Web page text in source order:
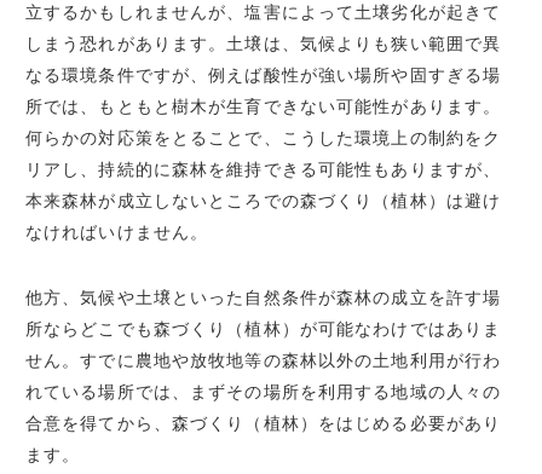
立するかもしれませんが、塩害によって土壌劣化が起きて
しまう恐れがあります。土壌は、気候よりも狭い範囲で異
なる環境条件ですが、例えば酸性が強い場所や固すぎる場
所では、もともと樹木が生育できない可能性があります。
何らかの対応策をとることで、こうした環境上の制約をク
リアし、持続的に森林を維持できる可能性もありますが、
本来森林が成立しないところでの森づくり（植林）は避け
なければいけません。
他方、気候や土壌といった自然条件が森林の成立を許す場
所ならどこでも森づくり（植林）が可能なわけではありま
せん。すでに農地や放牧地等の森林以外の土地利用が行わ
れている場所では、まずその場所を利用する地域の人々の
合意を得てから、森づくり（植林）をはじめる必要があり
ます。